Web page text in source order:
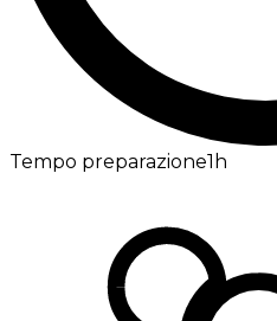
Tempo preparazione1h